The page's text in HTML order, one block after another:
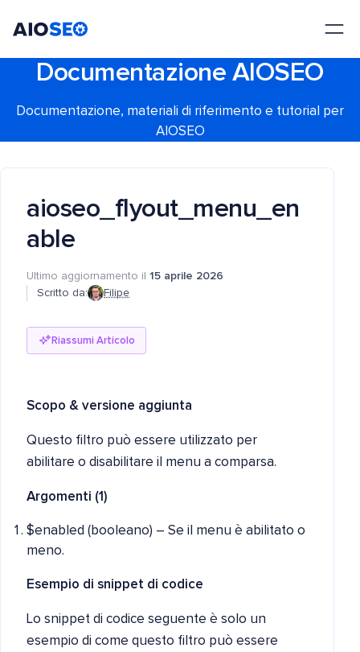
Documentazione AIOSEO
Documentazione, materiali di riferimento e tutorial per
AIOSEO
aioseo_flyout_menu_en
able
Ultimo aggiornamento il 15 aprile 2026
Scritto da:
Filipe
Riassumi Articolo
Scopo & versione aggiunta
Questo filtro può essere utilizzato per
abilitare o disabilitare il menu a comparsa.
Argomenti (1)
$enabled (booleano) – Se il menu è abilitato o
meno.
Esempio di snippet di codice
Lo snippet di codice seguente è solo un
esempio di come questo filtro può essere